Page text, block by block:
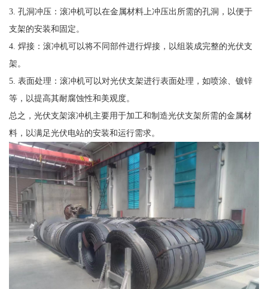
3. 孔洞冲压：滚冲机可以在金属材料上冲压出所需的孔洞，以便于
支架的安装和固定。
4. 焊接：滚冲机可以将不同部件进行焊接，以组装成完整的光伏支
架。
5. 表面处理：滚冲机可以对光伏支架进行表面处理，如喷涂、镀锌
等，以提高其耐腐蚀性和美观度。
总之，光伏支架滚冲机主要用于加工和制造光伏支架所需的金属材
料，以满足光伏电站的安装和运行需求。